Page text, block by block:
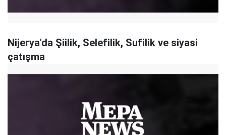
Nijerya'da Şiilik, Selefilik, Sufilik ve siyasi
çatışma